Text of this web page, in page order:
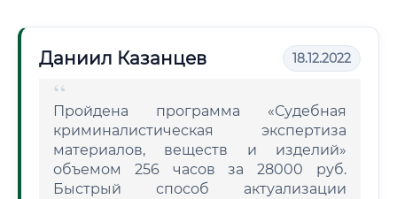
Даниил Казанцев 18.12.2022
Пройдена программа «Судебная
криминалистическая экспертиза
материалов, веществ и изделий»
объемом 256 часов за 28000 руб.
Быстрый способ актуализации